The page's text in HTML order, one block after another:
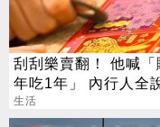
刮刮樂賣翻！ 他喊「
年吃1年」 內行人全
了：生存不易
生活